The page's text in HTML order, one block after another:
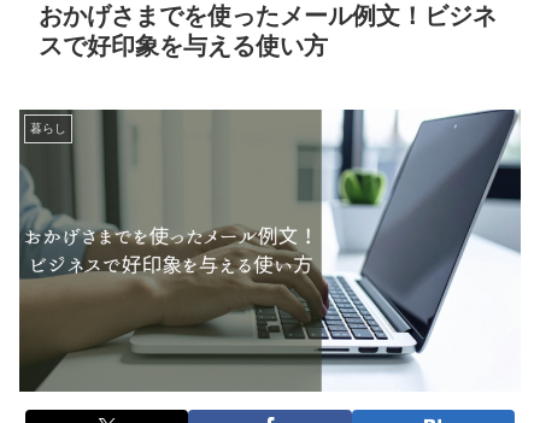
おかげさまでを使ったメール例文！ビジネ
スで好印象を与える使い方
暮らし